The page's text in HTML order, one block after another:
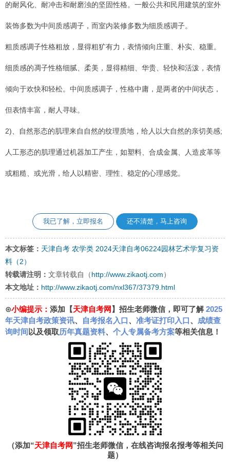
的耐风化、耐冲击和耐磨浊的坚固性格。一般公共和民用建筑的室外
装饰多数为中间质感调子，而室内装修多数为细质感调子。
粗质感调子性格粗放，显得粗犷有力，表情倾向庄重、朴实、稳重。
细质感的凋子性格细腻、柔美，显得精细、华贵、轻快和活泼，表情
倾向于欢快和轻松。中间质感调子，性格中庸，是两者的中间状态，
但表情丰富，耐人寻味。
2)、自然形态的肌理来自自然的纹理质地，给人以大自然的亲切美感;
人工形态的肌理通过机器加工产生，如塑料、合成金属、人造皮革等
或粗糙、或光滑，给人以精密、理性、稳定的心理感觉。
我已了解，立即报名 还不清楚，马上咨询
本文标签： 天津自考 农学类 2024天津自考06224园林艺术学复习资
料（2）
转载请注明： 文章转载自（ http://www.zikaotj.com ）
本文地址： http://www.zikaotj.com/nxl367/37379.html
⊙小编提示： 添加【天津自考网 】招生老师微信，即可了解2025
年天津自考政策资讯、 自考报名入口、 准考证打印入口、 成绩查
询时间 以及领取历年真题资料、 个人专属备考方案等相关信息！
（添加“天津自考网”招生老师微信，在线咨询报名报考等相关问
题）